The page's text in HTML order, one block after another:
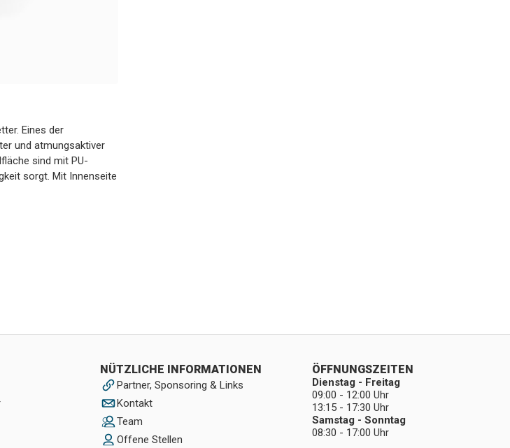
Eines der
und atmungsaktiver
sind mit PU-
sorgt. Mit Innenseite
NÜTZLICHE INFORMATIONEN
Partner, Sponsoring & Links
Kontakt
Team
Offene Stellen
ÖFFNUNGSZEITEN
Dienstag - Freitag
09:00 - 12:00 Uhr
13:15 - 17:30 Uhr
Samstag - Sonntag
08:30 - 17:00 Uhr